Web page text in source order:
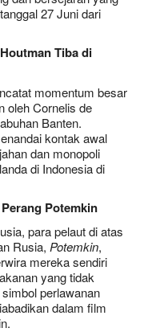
27 Juni dari
Tiba di
momentum besar
oleh Cornelis de
Banten.
kontak awal
dan monopoli
di Indonesia di
Potemkin
para pelaut di atas
Rusia, Potemkin,
mereka sendiri
yang tidak
perlawanan
dalam film